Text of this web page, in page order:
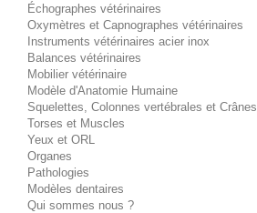
Échographes vétérinaires
Oxymètres et Capnographes vétérinaires
Instruments vétérinaires acier inox
Balances vétérinaires
Mobilier vétérinaire
Modèle d'Anatomie Humaine
Squelettes, Colonnes vertébrales et Crânes
Torses et Muscles
Yeux et ORL
Organes
Pathologies
Modèles dentaires
Qui sommes nous ?